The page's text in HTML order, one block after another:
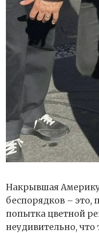
Накрывшая
беспорядков – это,
попытка цветной
неудивительно,